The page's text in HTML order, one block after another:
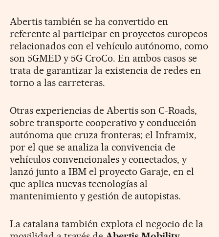
Abertis también se ha convertido en
referente al participar en proyectos europeos
relacionados con el vehículo autónomo, como
son 5GMED y 5G CroCo. En ambos casos se
trata de garantizar la existencia de redes en
torno a las carreteras.
Otras experiencias de Abertis son C-Roads,
sobre transporte cooperativo y conducción
autónoma que cruza fronteras; el Inframix,
por el que se analiza la convivencia de
vehículos convencionales y conectados, y
lanzó junto a IBM el proyecto Garaje, en el
que aplica nuevas tecnologías al
mantenimiento y gestión de autopistas.
La catalana también explota el negocio de la